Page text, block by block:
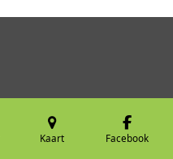
Kaart Facebook